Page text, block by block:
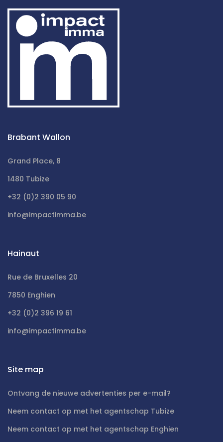
Brabant Wallon
Grand Place, 8
1480 Tubize
+32 (0)2 390 05 90
info@impactimma.be
Hainaut
Rue de Bruxelles 20
7850 Enghien
+32 (0)2 396 19 61
info@impactimma.be
Site map
Ontvang de nieuwe advertenties per e-mail?
Neem contact op met het agentschap Tubize
Neem contact op met het agentschap Enghien